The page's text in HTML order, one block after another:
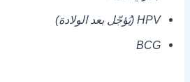
HPV (يُؤجّل بعد الولادة)
BCG